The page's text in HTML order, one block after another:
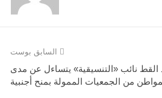
السابق بوست
نائب «التنسيقية» يتساءل عن مدى
من الجمعيات الممولة بمنح أجنبية